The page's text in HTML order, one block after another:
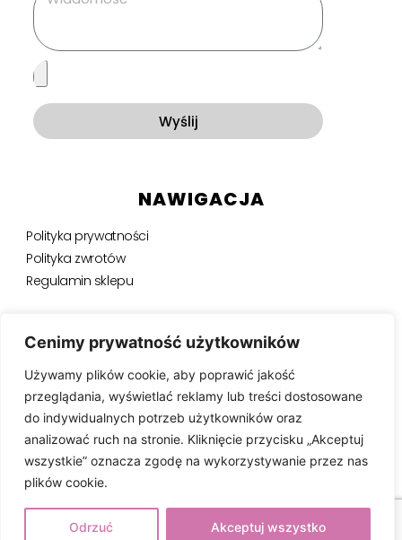
Cenimy prywatność użytkowników
Używamy plików cookie, aby poprawić jakość
przeglądania, wyświetlać reklamy lub treści dostosowane
do indywidualnych potrzeb użytkowników oraz
analizować ruch na stronie. Kliknięcie przycisku „Akceptuj
wszystkie” oznacza zgodę na wykorzystywanie przez nas
plików cookie.
Odrzuć Akceptuj wszystko
Wyślij
NAWIGACJA
Polityka prywatności
Polityka zwrotów
Regulamin sklepu
NEWSLETTER
Bądź na bieżąco, otrzymuj ekskluzywne oferty i nie tylko.
SUBSKRYBUJ ⟶